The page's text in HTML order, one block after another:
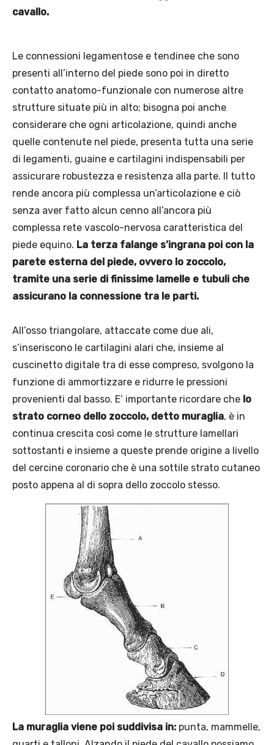
cavallo.
Le connessioni legamentose e tendinee che sono
presenti all’interno del piede sono poi in diretto
contatto anatomo-funzionale con numerose altre
strutture situate più in alto; bisogna poi anche
considerare che ogni articolazione, quindi anche
quelle contenute nel piede, presenta tutta una serie
di legamenti, guaine e cartilagini indispensabili per
assicurare robustezza e resistenza alla parte. Il tutto
rende ancora più complessa un’articolazione e ciò
senza aver fatto alcun cenno all’ancora più
complessa rete vascolo-nervosa caratteristica del
piede equino. La terza falange s’ingrana poi con la
parete esterna del piede, ovvero lo zoccolo,
tramite una serie di finissime lamelle e tubuli che
assicurano la connessione tra le parti.
All’osso triangolare, attaccate come due ali,
s’inseriscono le cartilagini alari che, insieme al
cuscinetto digitale tra di esse compreso, svolgono la
funzione di ammortizzare e ridurre le pressioni
provenienti dal basso. E’ importante ricordare che lo
strato corneo dello zoccolo, detto muraglia, è in
continua crescita così come le strutture lamellari
sottostanti e insieme a queste prende origine a livello
del cercine coronario che è una sottile strato cutaneo
posto appena al di sopra dello zoccolo stesso.
La muraglia viene poi suddivisa in: punta, mammelle,